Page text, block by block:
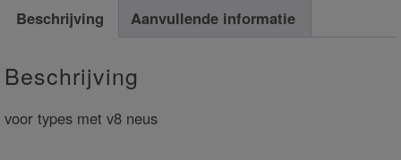
Beschrijving Aanvullende informatie
Beschrijving
voor types met v8 neus